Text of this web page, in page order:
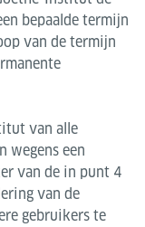
bepaalde termijn
van de termijn
van alle
wegens een
van de in punt 4
van de
gebruikers te